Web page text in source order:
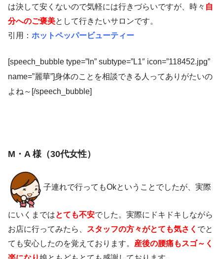
は決して安くないので気軽には行きづらいですが、時々 自
分へのご褒美として行きたいサロンです。
引用： ホットペッパービューティー
[speech_bubble type=”ln” subtype=”L1″ icon=”118452.jpg”
name=”麗華”]身体のことを相談できる人ってありがたいの
よね～[/speech_bubble]
M・A 様（30代女性）
子連れで行ってもOkということでしたが、実際
にいくまではとても不安でした。実際にドキドキしながら
お店に行ってみたら、
スタッフの方々がとても気さく でと
ても安心したのを覚えております。 産後の腰痛もスゴ～く